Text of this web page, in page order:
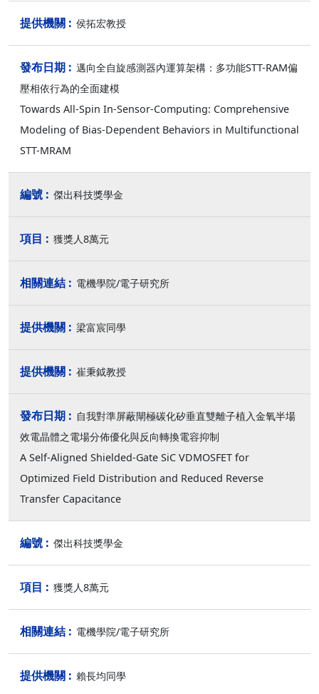
侯拓宏教授
邁向全自旋感測器內運算架構：多功能STT-RAM偏
壓相依行為的全面建模
Towards All-Spin In-Sensor-Computing: Comprehensive
Modeling of Bias-Dependent Behaviors in Multifunctional
STT-MRAM
傑出科技獎學金
獲獎人8萬元
電機學院/電子研究所
梁富宸同學
崔秉鉞教授
自我對準屏蔽閘極碳化矽垂直雙離子植入金氧半場
效電晶體之電場分佈優化與反向轉換電容抑制
A Self-Aligned Shielded-Gate SiC VDMOSFET for
Optimized Field Distribution and Reduced Reverse
Transfer Capacitance
傑出科技獎學金
獲獎人8萬元
電機學院/電子研究所
賴長均同學